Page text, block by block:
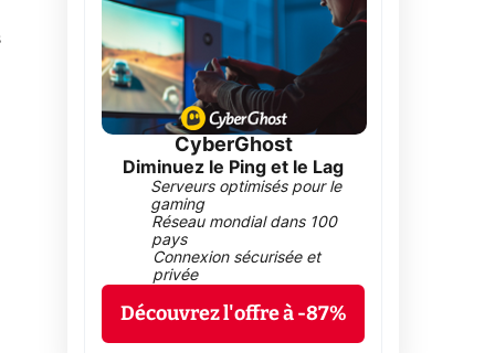
CyberGhost
Diminuez le Ping et le Lag
Serveurs optimisés pour le
gaming
Réseau mondial dans 100
pays
Connexion sécurisée et
privée
Découvrez l'offre à -87%